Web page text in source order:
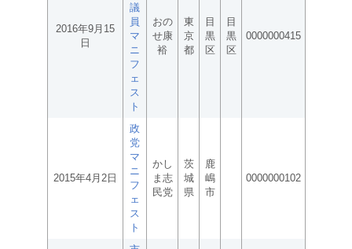
2016年9月15
日
議
員
マ
ニ
フ
ェ
ス
ト
おの
せ康
裕
東
京
都
目
黒
区
目
黒
区
0000000415
2015年4月2日
政
党
マ
ニ
フ
ェ
ス
ト
かし
ま志
民党
茨
城
県
鹿
嶋
市
0000000102